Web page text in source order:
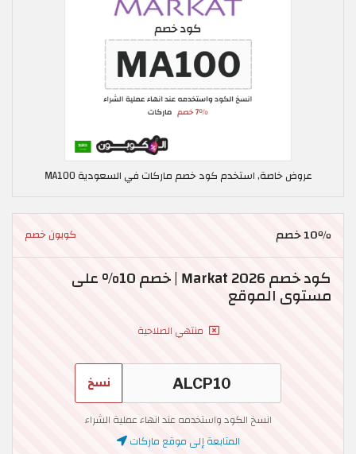
عروض خاصة, استخدم كود خصم ماركات في السعودية MA100
10٪ خصم كوبون خصم
كود خصم Markat 2026 | خصم 10% على
مستوى الموقع
منتهي الصلاحية
نسخ
انسخ الكود واستخدمه عند انهاء عملية الشراء
المتابعة إلى موقع ماركات